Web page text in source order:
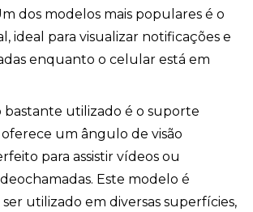
dos modelos mais populares é o
ideal para visualizar notificações e
enquanto o celular está em
utilizado é o suporte
um ângulo de visão
para assistir vídeos ou
Este modelo é
utilizado em diversas superfícies,